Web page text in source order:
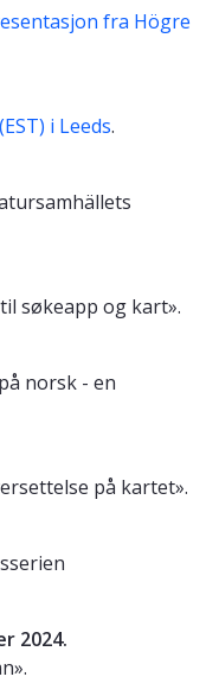
fra Högre
i Leeds.
søkeapp og kart».
norsk - en
på kartet».
2024.